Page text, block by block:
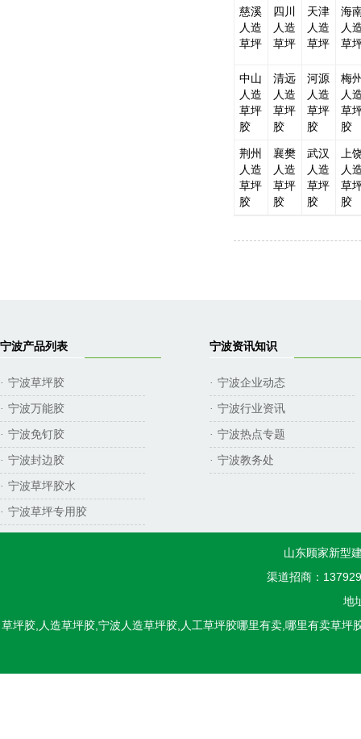
慈溪
人造
草坪
四川
人造
草坪
天津
人造
草坪
海
人
草
中山
人造
草坪
胶
清远
人造
草坪
胶
河源
人造
草坪
胶
梅
人
草
胶
荆州
人造
草坪
胶
襄樊
人造
草坪
胶
武汉
人造
草坪
胶
上
人
草
胶
宁波产品列表
· 宁波草坪胶
· 宁波万能胶
· 宁波免钉胶
· 宁波封边胶
· 宁波草坪胶水
· 宁波草坪专用胶
宁波资讯知识
· 宁波企业动态
· 宁波行业资讯
· 宁波热点专题
· 宁波教务处
山东顾家新型
渠道招商：
地
草坪胶,人造草坪胶,宁波人造草坪胶,人工草坪胶哪里有卖,哪里有卖草